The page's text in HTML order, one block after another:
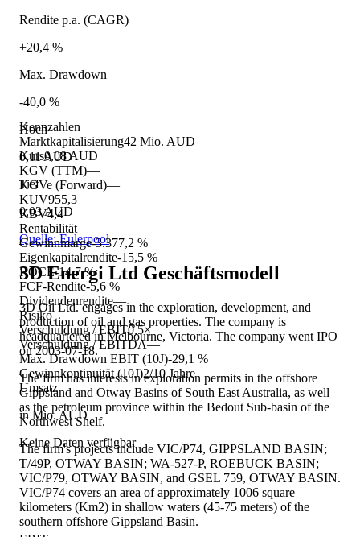
Kennzahlen
Marktkapitalisierung42 Mio. AUD
Kurs0,08 AUD
KGV (TTM)—
KGVe (Forward)—
KUV955,3
KBV4,4
Rentabilität
Gewinnmarge-3.377,2 %
Eigenkapitalrendite-15,5 %
ROCE-14,7 %
FCF-Rendite-5,6 %
Dividendenrendite—
Risiko
Verschuldung / EBIT0,5×
Verschuldung / EBITDA—
Max. Drawdown EBIT (10J)-29,1 %
Gewinnkontinuität (10J)2/10 Jahre
Umsatz
in Mio. AUD
Keine Daten verfügbar
Rendite p.a. (CAGR)
+20,4 %
Max. Drawdown
-40,0 %
Hoch
0,11 AUD
Tief
0,03 AUD
Quelle: Eulerpool
3D Energi Ltd Geschäftsmodell
3D Oil Ltd. engages in the exploration, development, and
production of oil and gas properties. The company is
headquartered in Melbourne, Victoria. The company went IPO
on 2003-07-18.
The firm has interests in exploration permits in the offshore
Gippsland and Otway Basins of South East Australia, as well
as the petroleum province within the Bedout Sub-basin of the
Northwest Shelf.
The firm's projects include VIC/P74, GIPPSLAND BASIN;
T/49P, OTWAY BASIN; WA-527-P, ROEBUCK BASIN;
VIC/P79, OTWAY BASIN, and GSEL 759, OTWAY BASIN.
VIC/P74 covers an area of approximately 1006 square
kilometers (Km2) in shallow waters (45-75 meters) of the
southern offshore Gippsland Basin.